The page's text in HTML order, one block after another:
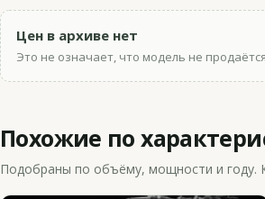
Цен в архиве нет
Это не означает, что модель не
Похожие по
Подобраны по объёму, мощности и году.